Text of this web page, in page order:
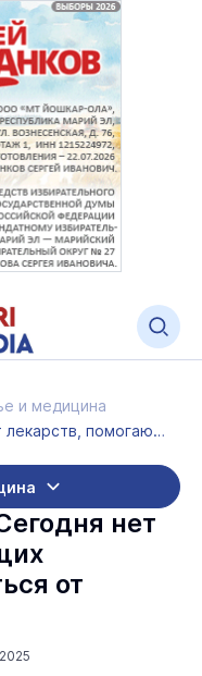
и медицина
Ольга Сверчкова: «Сегодня нет лекарств, помогающих полностью вылечиться от аллер...
нет
от